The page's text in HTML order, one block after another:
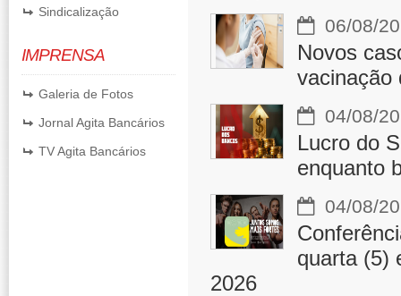
Sindicalização
IMPRENSA
Galeria de Fotos
Jornal Agita Bancários
TV Agita Bancários
06/08/
Novos
vacinação
04/08/
Lucro do
enquanto
04/08/
quarta (5)
2026